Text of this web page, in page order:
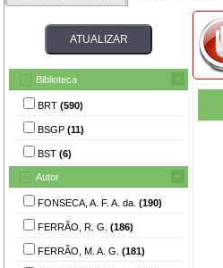
Biblioteca
BRT (590)
BSGP (11)
BST (6)
Autor
FONSECA, A. F. A. da. (190)
FERRÃO, R. G. (186)
FERRÃO, M. A. G. (181)